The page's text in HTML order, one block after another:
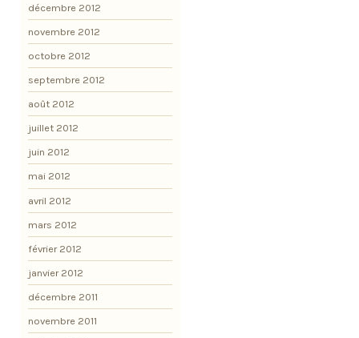
décembre 2012
novembre 2012
octobre 2012
septembre 2012
août 2012
juillet 2012
juin 2012
mai 2012
avril 2012
mars 2012
février 2012
janvier 2012
décembre 2011
novembre 2011